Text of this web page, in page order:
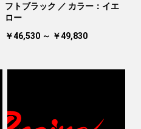
フトブラック ／ カラー：イエ
ロー
￥46,530 ～ ￥49,830